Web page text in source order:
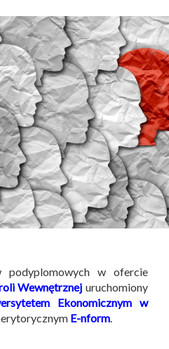
podyplomowych w ofercie
Wewnętrznej uruchomiony
Ekonomicznym w
E-nform